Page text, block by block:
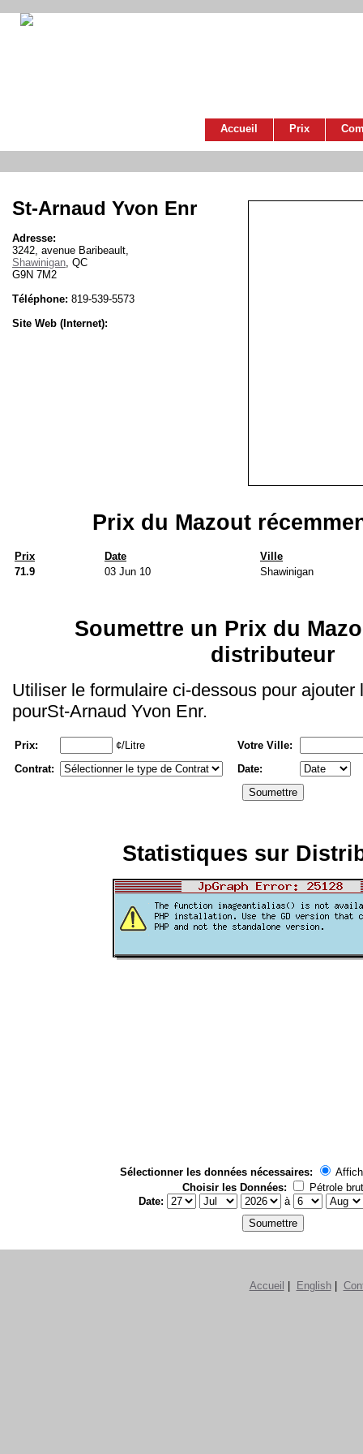
Accueil Prix
St-Arnaud Yvon Enr
Adresse:
3242, avenue Baribeault,
Shawinigan, QC
G9N 7M2
Téléphone: 819-539-5573
Site Web (Internet):
Prix du Mazout
Prix Date
Ville
71.9
03 Jun 10 Shawinigan
Soumettre un Prix du
distributeur
Utiliser le formulaire ci-dessous pour ajouter
pourSt-Arnaud Yvon Enr.
Prix: ¢/Litre
Votre Ville:
Contrat:
Date:
Statistiques sur
Sélectionner les données nécessaires:
Choisir les Données:
Pétrole brut
Date:
à
Accueil | English|